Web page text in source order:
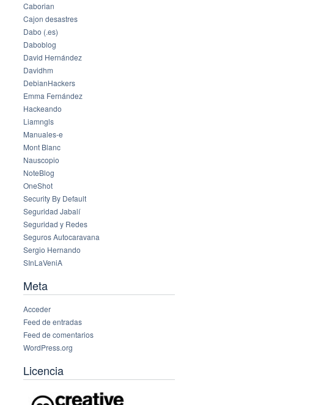
Caborian
Cajon desastres
Dabo (.es)
Daboblog
David Hernández
Davidhm
DebianHackers
Emma Fernández
Hackeando
Liamngls
Manuales-e
Mont Blanc
Nauscopio
NoteBlog
OneShot
Security By Default
Seguridad Jabalí
Seguridad y Redes
Seguros Autocaravana
Sergio Hernando
SInLaVeniA
Meta
Acceder
Feed de entradas
Feed de comentarios
WordPress.org
Licencia